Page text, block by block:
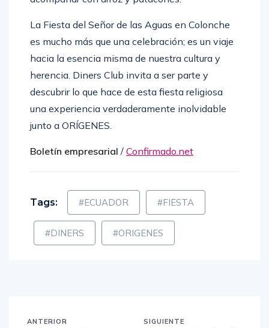
La Fiesta del Señor de las Aguas en Colonche
es mucho más que una celebración; es un viaje
hacia la esencia misma de nuestra cultura y
herencia. Diners Club invita a ser parte y
descubrir lo que hace de esta fiesta religiosa
una experiencia verdaderamente inolvidable
junto a ORÍGENES.
Boletín empresarial / Confirmado.net
Tags: #ECUADOR #FIESTA
#DINERS #ORIGENES
ANTERIOR SIGUIENTE